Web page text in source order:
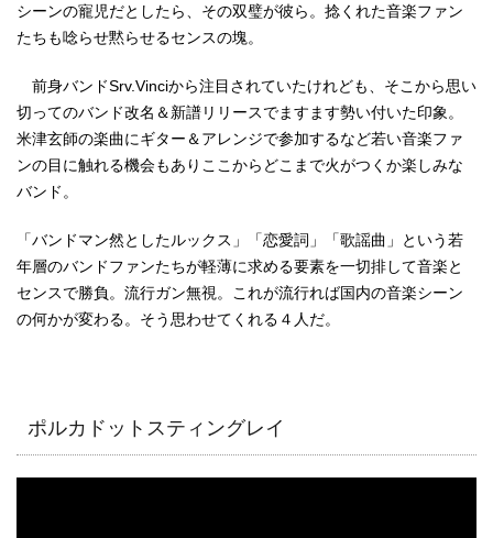
シーンの寵児だとしたら、その双璧が彼ら。捻くれた音楽ファン
たちも唸らせ黙らせるセンスの塊。
前身バンドSrv.Vinciから注目されていたけれども、そこから思い
切ってのバンド改名＆新譜リリースでますます勢い付いた印象。
米津玄師の楽曲にギター＆アレンジで参加するなど若い音楽ファ
ンの目に触れる機会もありここからどこまで火がつくか楽しみな
バンド。
「バンドマン然としたルックス」「恋愛詞」「歌謡曲」という若
年層のバンドファンたちが軽薄に求める要素を一切排して音楽と
センスで勝負。流行ガン無視。これが流行れば国内の音楽シーン
の何かが変わる。そう思わせてくれる４人だ。
ポルカドットスティングレイ